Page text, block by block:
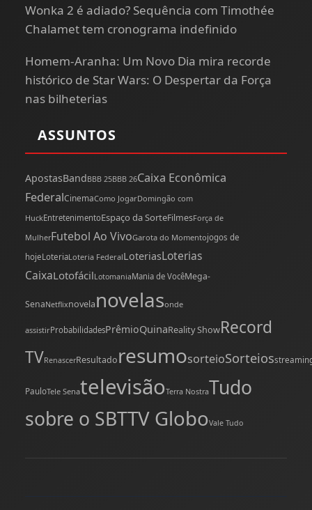
Wonka 2 é adiado? Sequência com Timothée
Chalamet tem cronograma indefinido
Homem-Aranha: Um Novo Dia mira recorde
histórico de Star Wars: O Despertar da Força
nas bilheterias
ASSUNTOS
ApostasBandBBB 25BBB 26Caixa Econômica
FederalCinemaComo JogarDomingão com
HuckEntretenimentoEspaço da SorteFilmesForça de
MulherFutebol Ao VivoGarota do Momentojogos de
hojeLoteriaLoteria FederalLoteriasLoterias
CaixaLotofácilLotomaniaMania de VocêMega-
SenaNetflixnovelanovelasonde
assistirProbabilidadesPrêmioQuinaReality ShowRecord
TVRenascerResultadoresumosorteioSorteios
PauloTele SenatelevisãoTerra NostraTudo
sobre o SBTTV GloboVale Tudo